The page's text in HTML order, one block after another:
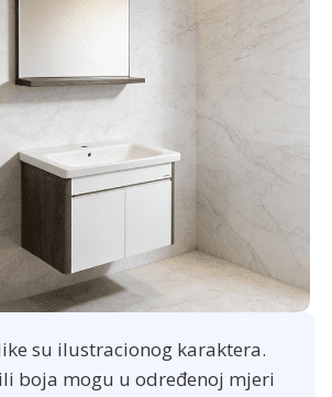
su ilustracionog karaktera.
boja mogu u određenoj mjeri